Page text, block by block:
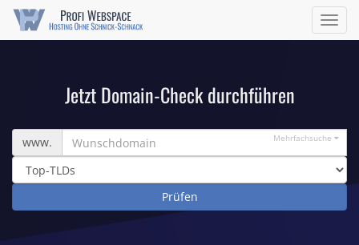
ein/
Jetzt Domain-Check durchführen
Wunschdomain
www. Mehrfachsuche